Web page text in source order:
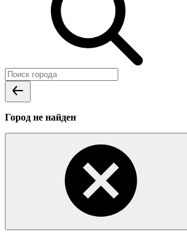
Город не найден